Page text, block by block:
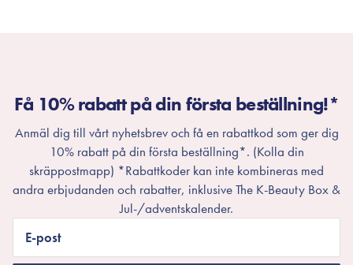
Få 10% rabatt på din första beställning!*
Anmäl dig till vårt nyhetsbrev och få en rabattkod som ger dig
10% rabatt på din första beställning*. (Kolla din
skräppostmapp) *Rabattkoder kan inte kombineras med
andra erbjudanden och rabatter, inklusive The K-Beauty Box &
Jul-/adventskalender.
E-post